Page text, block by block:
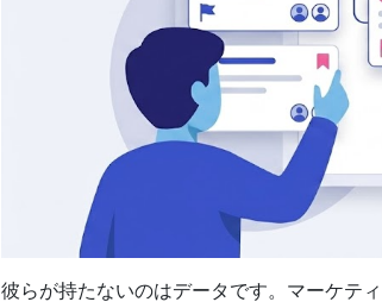
彼らが持たないのはデータです。マーケテ